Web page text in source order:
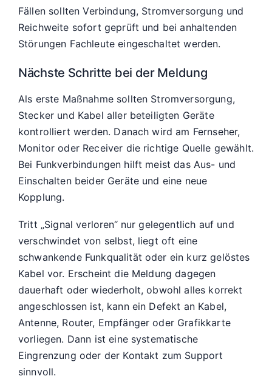
Fällen sollten Verbindung, Stromversorgung und
Reichweite sofort geprüft und bei anhaltenden
Störungen Fachleute eingeschaltet werden.
Nächste Schritte bei der Meldung
Als erste Maßnahme sollten Stromversorgung,
Stecker und Kabel aller beteiligten Geräte
kontrolliert werden. Danach wird am Fernseher,
Monitor oder Receiver die richtige Quelle gewählt.
Bei Funkverbindungen hilft meist das Aus- und
Einschalten beider Geräte und eine neue
Kopplung.
Tritt „Signal verloren“ nur gelegentlich auf und
verschwindet von selbst, liegt oft eine
schwankende Funkqualität oder ein kurz gelöstes
Kabel vor. Erscheint die Meldung dagegen
dauerhaft oder wiederholt, obwohl alles korrekt
angeschlossen ist, kann ein Defekt an Kabel,
Antenne, Router, Empfänger oder Grafikkarte
vorliegen. Dann ist eine systematische
Eingrenzung oder der Kontakt zum Support
sinnvoll.